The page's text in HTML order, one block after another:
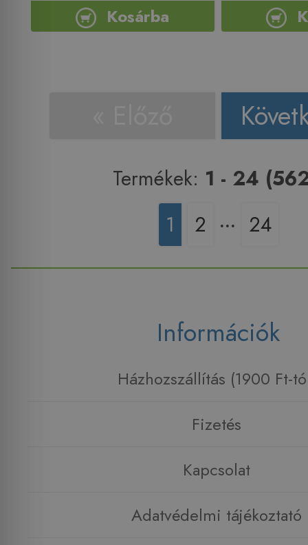
Kosárba
Termékek: 1 - 24
1
2 ‧‧‧ 24
Információk
Házhozszállítás (1900 Ft-
Fizetés
Kapcsolat
Adatvédelmi tájékoztató